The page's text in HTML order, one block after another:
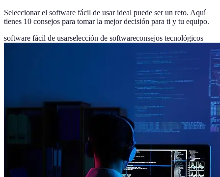
Seleccionar el software fácil de usar ideal puede ser un reto. Aquí
tienes 10 consejos para tomar la mejor decisión para ti y tu equipo.
software fácil de usarselección de softwareconsejos tecnológicos